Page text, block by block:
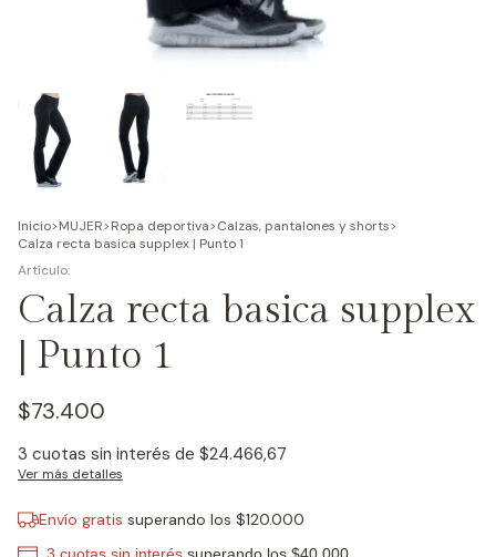
Inicio>MUJER>Ropa deportiva>Calzas, pantalones y shorts>
Calza recta basica supplex | Punto 1
Calza recta basica supplex
| Punto 1
$73.400
3 cuotas sin interés de $24.466,67
Ver más detalles
Envío gratis superando los $120.000